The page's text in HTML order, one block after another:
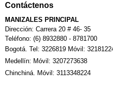
Contáctenos
MANIZALES PRINCIPAL
Dirección: Carrera 20 # 46- 35
Teléfono: (6) 8932880 - 8781700
Bogotá. Tel: 3226819 Móvil:
Medellín: Móvil: 3207273638
Chinchiná. Móvil: 3113348224